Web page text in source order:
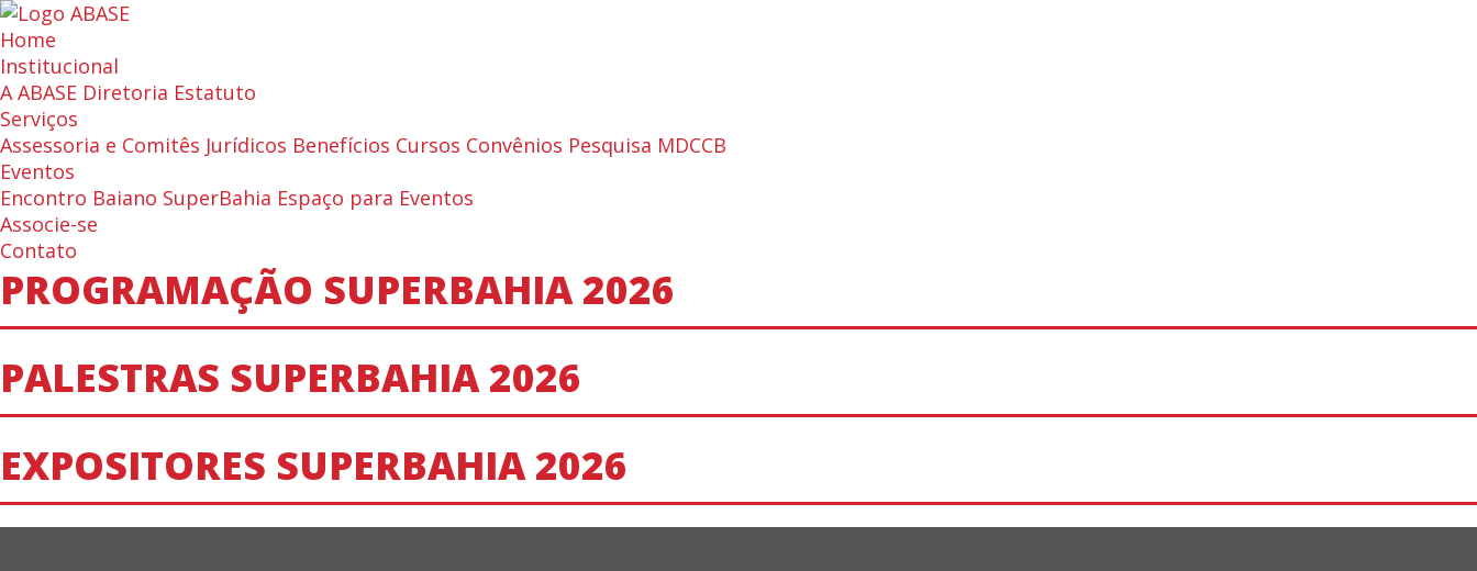
Home
Institucional
A ABASE Diretoria Estatuto
Serviços
Assessoria e Comitês Jurídicos Benefícios Cursos Convênios Pesquisa MDCCB
Eventos
Encontro Baiano SuperBahia Espaço para Eventos
Associe-se
Contato
PROGRAMAÇÃO SUPERBAHIA 2026
PALESTRAS SUPERBAHIA 2026
EXPOSITORES SUPERBAHIA 2026